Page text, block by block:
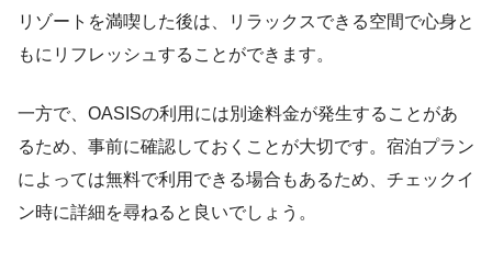
リゾートを満喫した後は、リラックスできる空間で心身と
もにリフレッシュすることができます。
一方で、OASISの利用には別途料金が発生することがあ
るため、事前に確認しておくことが大切です。宿泊プラン
によっては無料で利用できる場合もあるため、チェックイ
ン時に詳細を尋ねると良いでしょう。